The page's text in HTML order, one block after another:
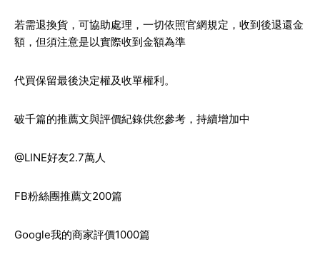
若需退換貨，可協助處理，一切依照官網規定，收到後退還金
額，但須注意是以實際收到金額為準
代買保留最後決定權及收單權利。
破千篇的推薦文與評價紀錄供您參考，持續增加中
@LINE好友2.7萬人
FB粉絲團推薦文200篇
Google我的商家評價1000篇